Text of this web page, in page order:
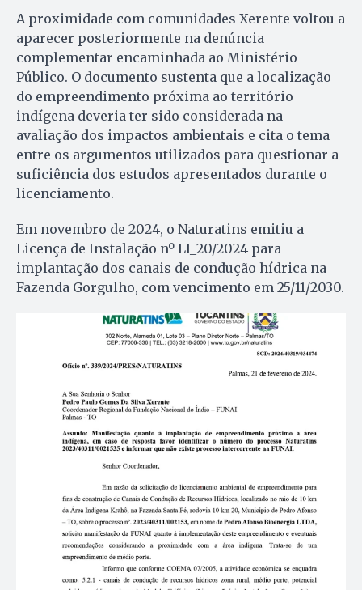
A proximidade com comunidades Xerente voltou a
aparecer posteriormente na denúncia
complementar encaminhada ao Ministério
Público. O documento sustenta que a localização
do empreendimento próxima ao território
indígena deveria ter sido considerada na
avaliação dos impactos ambientais e cita o tema
entre os argumentos utilizados para questionar a
suficiência dos estudos apresentados durante o
licenciamento.
Em novembro de 2024, o Naturatins emitiu a
Licença de Instalação nº LI_20/2024 para
implantação dos canais de condução hídrica na
Fazenda Gorgulho, com vencimento em 25/11/2030.